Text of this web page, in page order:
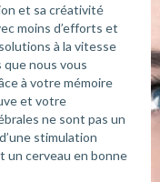
et sa créativité
moins d’efforts et
à la vitesse
que nous vous
à votre mémoire
et votre
ne sont pas un
stimulation
un cerveau en bonne